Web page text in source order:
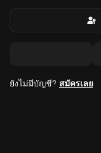
ยังไม่มีบัญชี? สมัครเลย